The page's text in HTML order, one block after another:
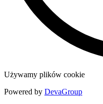
Używamy plików cookie
Powered by DevaGroup